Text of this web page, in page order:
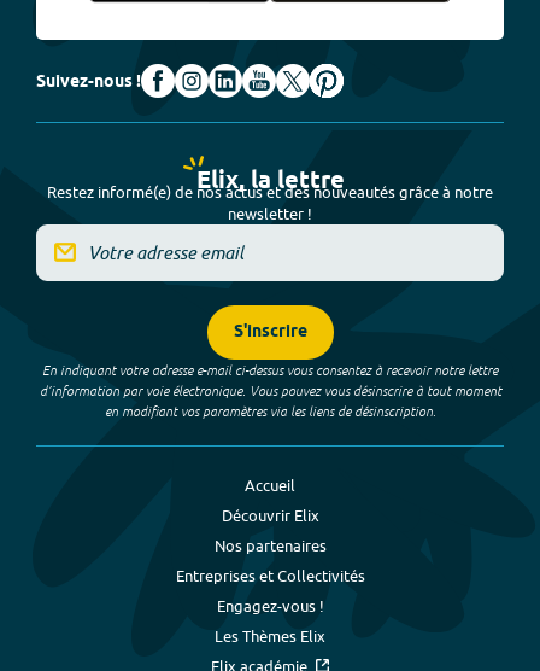
Suivez-nous !
Elix, la lettre
Restez informé(e) de nos actus et des nouveautés grâce à notre
newsletter !
S'inscrire
En indiquant votre adresse e-mail ci-dessus vous consentez à recevoir notre lettre
d’information par voie électronique. Vous pouvez vous désinscrire à tout moment
en modifiant vos paramètres via les liens de désinscription.
Accueil
Découvrir Elix
Nos partenaires
Entreprises et Collectivités
Engagez-vous !
Les Thèmes Elix
Elix académie